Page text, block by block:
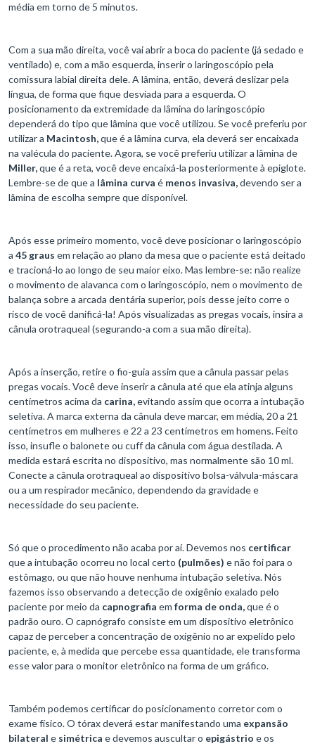
média em torno de 5 minutos.
Com a sua mão direita, você vai abrir a boca do paciente (já sedado e
ventilado) e, com a mão esquerda, inserir o laringoscópio pela
comissura labial direita dele. A lâmina, então, deverá deslizar pela
língua, de forma que fique desviada para a esquerda. O
posicionamento da extremidade da lâmina do laringoscópio
dependerá do tipo que lâmina que você utilizou. Se você preferiu por
utilizar a Macintosh,que é a lâmina curva, ela deverá ser encaixada
na valécula do paciente. Agora, se você preferiu utilizar a lâmina de
Miller,que é a reta, você deve encaixá-la posteriormente à epiglote.
Lembre-se de que a lâmina curva é menos invasiva,devendo ser a
lâmina de escolha sempre que disponível.
Após esse primeiro momento, você deve posicionar o laringoscópio
a 45 graus em relação ao plano da mesa que o paciente está deitado
e tracioná-lo ao longo de seu maior eixo. Mas lembre-se: não realize
o movimento de alavanca com o laringoscópio, nem o movimento de
balança sobre a arcada dentária superior, pois desse jeito corre o
risco de você danificá-la! Após visualizadas as pregas vocais, insira a
cânula orotraqueal (segurando-a com a sua mão direita).
Após a inserção, retire o fio-guia assim que a cânula passar pelas
pregas vocais. Você deve inserir a cânula até que ela atinja alguns
centímetros acima da carina,evitando assim que ocorra a intubação
seletiva. A marca externa da cânula deve marcar, em média, 20 a 21
centímetros em mulheres e 22 a 23 centímetros em homens. Feito
isso, insufle o balonete ou cuff da cânula com água destilada. A
medida estará escrita no dispositivo, mas normalmente são 10 ml.
Conecte a cânula orotraqueal ao dispositivo bolsa-válvula-máscara
ou a um respirador mecânico, dependendo da gravidade e
necessidade do seu paciente.
Só que o procedimento não acaba por aí. Devemos nos certificar
que a intubação ocorreu no local certo (pulmões) e não foi para o
estômago, ou que não houve nenhuma intubação seletiva. Nós
fazemos isso observando a detecção de oxigênio exalado pelo
paciente por meio da capnografia em forma de onda,que é o
padrão ouro. O capnógrafo consiste em um dispositivo eletrônico
capaz de perceber a concentração de oxigênio no ar expelido pelo
paciente, e, à medida que percebe essa quantidade, ele transforma
esse valor para o monitor eletrônico na forma de um gráfico.
Também podemos certificar do posicionamento corretor com o
exame físico. O tórax deverá estar manifestando uma expansão
bilateral e simétrica e devemos auscultar o epigástrio e os